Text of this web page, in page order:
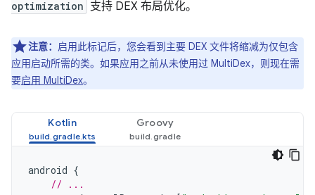
optimization 支持 DEX 布局优化。
注意： 启用此标记后，您会看到主要 DEX 文件将缩减为仅包含
应用启动所需的类。如果应用之前从未使用过 MultiDex，则现在需
要启用 MultiDex。
Kotlin Groovy
android {
// ...